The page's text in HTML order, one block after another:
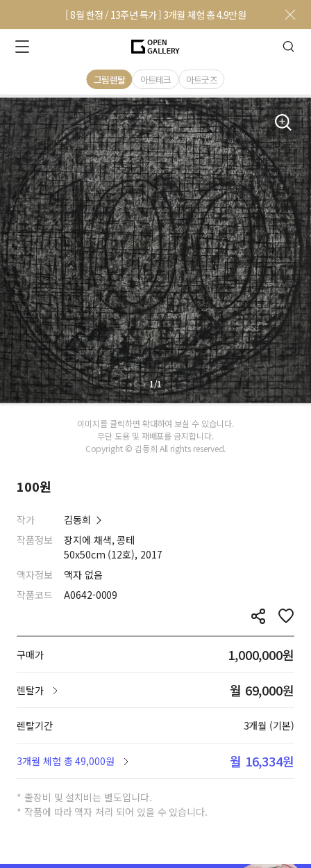
[ 8월 한정 / 13주년 특가 ] 3개월 체험 총 4.9만원
그림렌탈 아트테크 아트굿즈
1/1
이미지를 클릭하면 확대하여 보실 수 있습니다.
무단 도용 및 재배포를 금지합니다.
Copyright © 김동희 All rights reserved.
100원
작가
김동희
작품정보
장지에 채색, 콩테
50x50cm (12호), 2017
액자정보
액자 없음
작품코드
A0642-0009
구매가 1,000,000원
렌탈가 월 69,000원
렌탈기간 3개월 (기본)
3개월 체험 총 49,000원 월 16,334원
* 출장비 및 설치비는 별도입니다.
* 작품에 따라 액자 처리 되어 있을 수 있습니다.